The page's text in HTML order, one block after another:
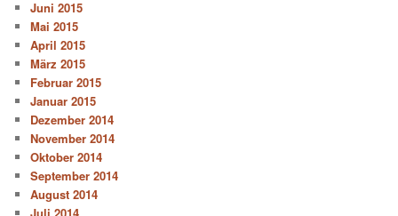
Juni 2015
Mai 2015
April 2015
März 2015
Februar 2015
Januar 2015
Dezember 2014
November 2014
Oktober 2014
September 2014
August 2014
Juli 2014